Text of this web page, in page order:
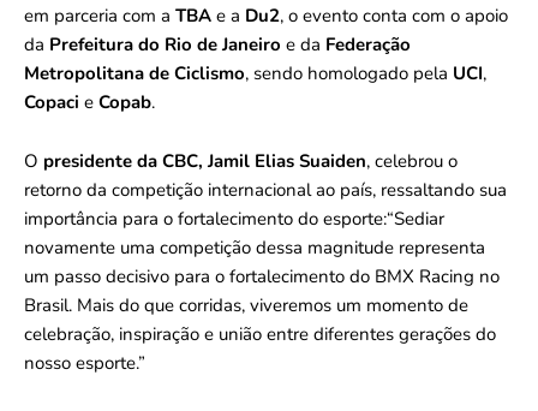
em parceria com a TBA e a Du2, o evento conta com o apoio
da Prefeitura do Rio de Janeiro e da Federação
Metropolitana de Ciclismo, sendo homologado pela UCI,
Copaci e Copab.
O presidente da CBC, Jamil Elias Suaiden, celebrou o
retorno da competição internacional ao país, ressaltando sua
importância para o fortalecimento do esporte:“Sediar
novamente uma competição dessa magnitude representa
um passo decisivo para o fortalecimento do BMX Racing no
Brasil. Mais do que corridas, viveremos um momento de
celebração, inspiração e união entre diferentes gerações do
nosso esporte.”